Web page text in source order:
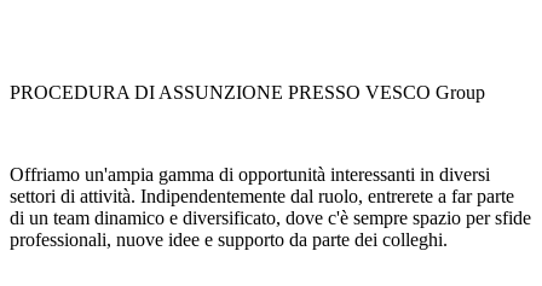
PROCEDURA DI ASSUNZIONE PRESSO VESCO Group
Offriamo un'ampia gamma di opportunità interessanti in diversi
settori di attività. Indipendentemente dal ruolo, entrerete a far parte
di un team dinamico e diversificato, dove c'è sempre spazio per sfide
professionali, nuove idee e supporto da parte dei colleghi.